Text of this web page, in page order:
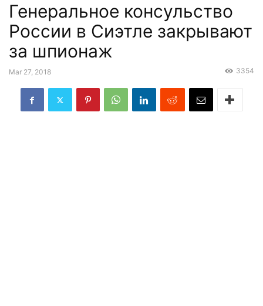
Генеральное консульство
России в Сиэтле закрывают
за шпионаж
Mar 27, 2018 3354